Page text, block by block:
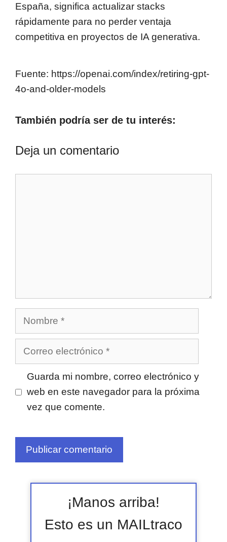
España, significa actualizar stacks
rápidamente para no perder ventaja
competitiva en proyectos de IA generativa.
Fuente: https://openai.com/index/retiring-gpt-
4o-and-older-models
También podría ser de tu interés:
Deja un comentario
Nombre
Correo
electrónico
Guarda mi nombre, correo electrónico y
web en este navegador para la próxima
vez que comente.
¡Manos arriba!
Esto es un MAILtraco